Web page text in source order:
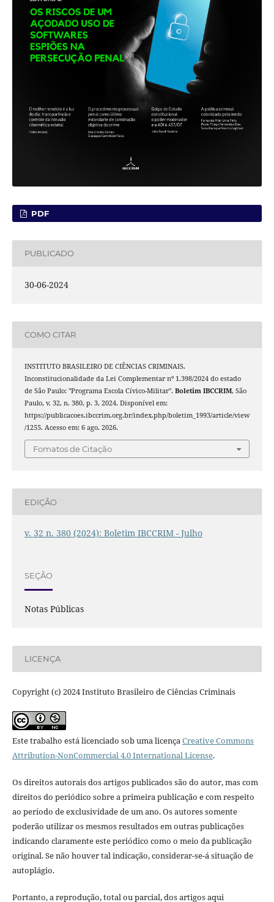
PDF
PUBLICADO
30-06-2024
COMO CITAR
INSTITUTO BRASILEIRO DE CIÊNCIAS CRIMINAIS.
Inconstitucionalidade da Lei Complementar nº 1.398/2024 do estado
de São Paulo: "Programa Escola Cívico-Militar". Boletim IBCCRIM, São
Paulo, v. 32, n. 380, p. 3, 2024. Disponível em:
https://publicacoes.ibccrim.org.br/index.php/boletim_1993/article/view
/1255. Acesso em: 6 ago. 2026.
Fomatos de Citação
EDIÇÃO
v. 32 n. 380 (2024): Boletim IBCCRIM - Julho
SEÇÃO
Notas Públicas
LICENÇA
Copyright (c) 2024 Instituto Brasileiro de Ciências Criminais
Este trabalho está licenciado sob uma licençaCreative Commons
Attribution-NonCommercial 4.0 International License.
Os direitos autorais dos artigos publicados são do autor, mas com
direitos do periódico sobre a primeira publicação e com respeito
ao período de exclusividade de um ano. Os autores somente
poderão utilizar os mesmos resultados em outras publicações
indicando claramente este periódico como o meio da publicação
original. Se não houver tal indicação, considerar-se-á situação de
autoplágio.
Portanto, a reprodução, total ou parcial, dos artigos aqui